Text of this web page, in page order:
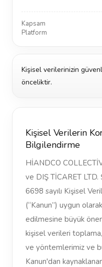
Kapsam
Platform
Kişisel verilerinizin
önceliktir.
Kişisel Verilerin
Bilgilendirme
HİANDCO
ve DIŞ TİCARET LTD.
6698 sayılı Kişisel
(“Kanun”) uygun
edilmesine büyük
kişisel verileri
ve yöntemlerimiz ve
Kanun'dan